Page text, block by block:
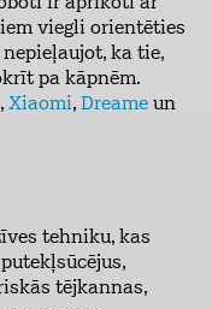
viegli orientēties
ka tie,
pa kāpnēm.
, Xiaomi, Dreame un
tehniku, kas
tējkannas,